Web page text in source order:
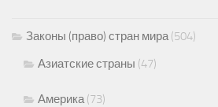
Законы (право) стран мира(504)
Азиатские страны (47)
Америка(73)